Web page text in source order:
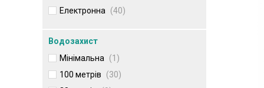
Електронна (40)
Водозахист
Мінімальна
(1)
100 метрів
(30)